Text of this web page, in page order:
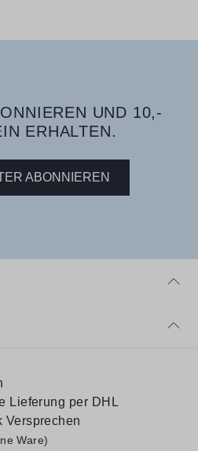
UND 10,-
ERHALTEN.
ABONNIEREN
Lieferung per DHL
Versprechen
Ware)